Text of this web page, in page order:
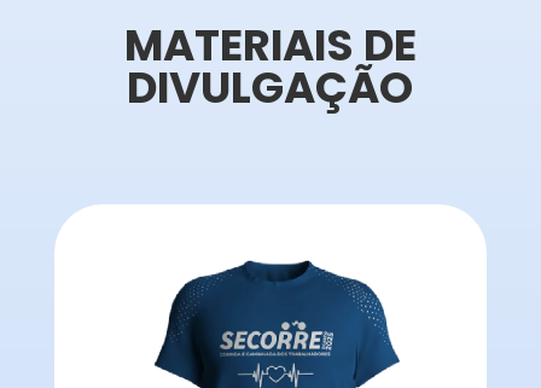
MATERIAIS DE
DIVULGAÇÃO